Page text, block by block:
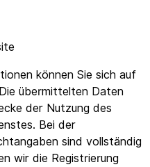
können Sie sich auf
übermittelten Daten
der Nutzung des
Bei der
sind vollständig
wir die Registrierung